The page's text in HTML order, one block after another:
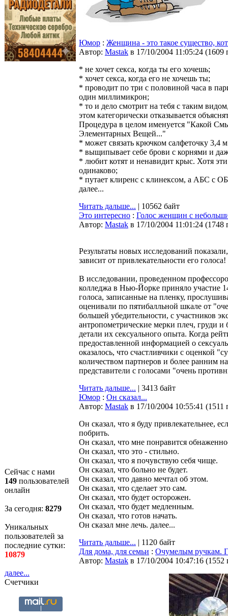
Сейчас с нами
149 пользователей
онлайн
За сегодня: 8279
Уникальных
пользователей за
последние сутки:
10879
далее...
Счетчики
Юмор : Женщина - это такое существо,
Автор: Мastak в 17/10/2004 11:05:24 (1609
* не хочет секса, когда ты его хочешь;
* хочет секса, когда его не хочешь ты;
* проводит по три с половиной часа в
один миллимикрон;
* то и дело смотрит на тебя с таким
этом категорически отказывается
Процедура в целом именуется "Какой
Элементарных Вещей..."
* может связать крючком салфеточку 3,4
* выщипывает себе брови с корнями и
* любит котят и ненавидит крыс. Хотя
одинаково;
* путает клиренс с клинексом, а АБС с
далее...
Читать дальше... | 10562 байт
Это интересно : Голос женщин с
Автор: Мastak в 17/10/2004 11:01:24 (1748
Результаты новых исследований
зависит от привлекательности его голоса!
В исследовании, проведенном
колледжа в Нью-Йорке приняло участие
голоса, записанные на пленку,
оценивали по пятибалльной шкале от
большей убедительности, с участников
антропометрические мерки плеч, груди и
детали их сексуального опыта. Когда
предоставленной информацией о
оказалось, что счастливчики с оценкой
количеством партнеров и более ранним
представители с голосами "очень
Читать дальше... | 3413 байт
Юмор : Он сказал...
Автор: Мastak в 17/10/2004 10:55:41 (1511
Он сказал, что я буду пpивлекательнее,
побpить.
Он сказал, что мне понpавится
Он сказал, что это - стильно.
Он сказал, что я почувствую себя чище.
Он сказал, что больно не будет.
Он сказал, что давно мечтал об этом.
Он сказал, что сделает это сам.
Он сказал, что будет остоpожен.
Он сказал, что будет медленным.
Он сказал, что готов начать.
Он сказал мне лечь. далее...
Читать дальше... | 1120 байт
Для дома, для семьи : Очумелым ручкам.
Автор: Мastak в 17/10/2004 10:47:16 (1552